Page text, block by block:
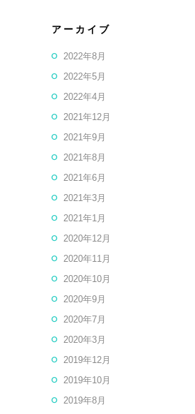
アーカイブ
2022年8月
2022年5月
2022年4月
2021年12月
2021年9月
2021年8月
2021年6月
2021年3月
2021年1月
2020年12月
2020年11月
2020年10月
2020年9月
2020年7月
2020年3月
2019年12月
2019年10月
2019年8月